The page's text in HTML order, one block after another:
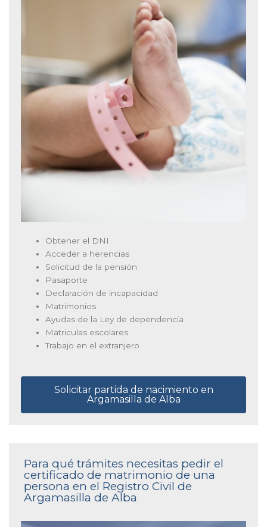
Obtener el DNI
Acceder a herencias
Solicitud de la pensión
Pasaporte
Declaración de incapacidad
Matrimonios
Ayudas de la Ley de dependencia
Matriculas escolares
Trabajo en el extranjero
Solicitar partida de nacimiento en
Argamasilla de Alba
Para qué trámites necesitas pedir el
certificado de matrimonio de una
persona en el Registro Civil de
Argamasilla de Alba